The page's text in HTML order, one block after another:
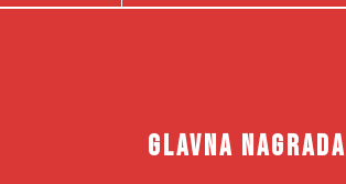
GLAVNA NAGRADA